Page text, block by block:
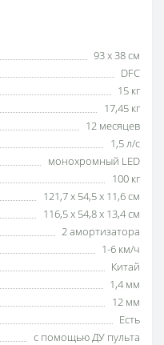
93 х 38 см
DFC
15 кг
17,45 кг
12 месяцев
1,5 л/с
монохромный LED
100 кг
121,7 х 54,5 х 11,6 см
116,5 x 54,8 x 13,4 см
2 амортизатора
1-6 км/ч
Китай
1,4 мм
12 мм
Есть
с помощью ДУ пульта